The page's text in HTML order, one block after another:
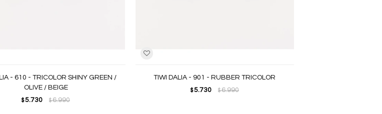
- 610 - TRICOLOR SHINY GREEN /
OLIVE / BEIGE
$5.730 $6.990
TIWI DALIA - 901 - RUBBER TRICOLOR
$ 5.730 $6.990